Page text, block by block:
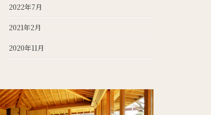
2022年7月
2021年2月
2020年11月